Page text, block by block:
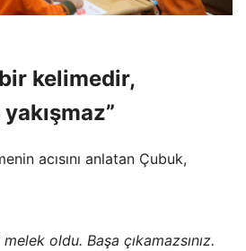
kelimedir,
acısını anlatan Çubuk,
oldu. Başa çıkamazsınız.